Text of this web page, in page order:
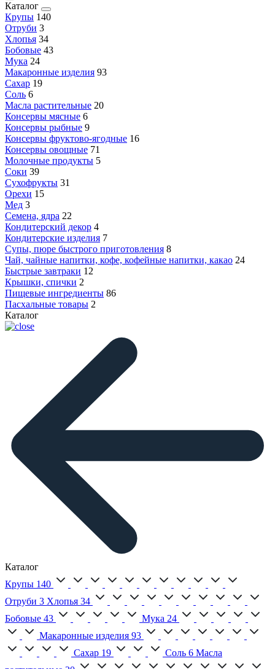
Каталог
Крупы 140
Отруби 3
Хлопья 34
Бобовые 43
Мука 24
Макаронные изделия 93
Сахар 19
Соль 6
Масла растительные 20
Консервы мясные 6
Консервы рыбные 9
Консервы фруктово-ягодные 16
Консервы овощные 71
Молочные продукты 5
Соки 39
Сухофрукты 31
Орехи 15
Мед 3
Семена, ядра 22
Кондитерский декор 4
Кондитерские изделия 7
Супы, пюре быстрого приготовления 8
Чай, чайные напитки, кофе, кофейные напитки, какао 24
Быстрые завтраки 12
Крышки, спички 2
Пищевые ингредиенты 86
Пасхальные товары 2
Каталог
Каталог
Крупы 140
Отруби 3 Хлопья 34
Бобовые 43 Мука 24
Макаронные изделия 93
Сахар 19 Соль 6 Масла